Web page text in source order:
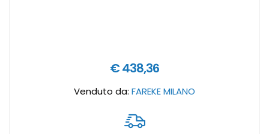
€ 438,36
Venduto da: FAREKE MILANO